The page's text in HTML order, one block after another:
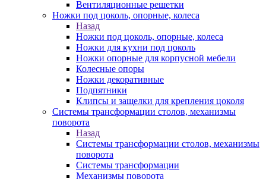
Вентиляционные решетки
Ножки под цоколь, опорные, колеса
Назад
Ножки под цоколь, опорные, колеса
Ножки для кухни под цоколь
Ножки опорные для корпусной мебели
Колесные опоры
Ножки декоративные
Подпятники
Клипсы и защелки для крепления цоколя
Системы трансформации столов, механизмы
поворота
Назад
Системы трансформации столов, механизмы
поворота
Системы трансформации
Механизмы поворота